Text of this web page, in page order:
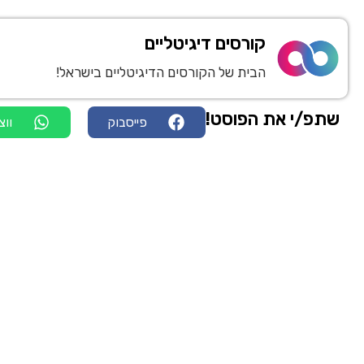
קורסים דיגיטליים
הבית של הקורסים הדיגיטליים בישראל!
שתפ/י את הפוסט! פייסבוק